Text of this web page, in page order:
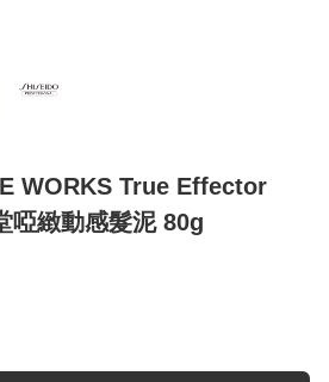
WORKS True Effector
啞緻動感髮泥 80g